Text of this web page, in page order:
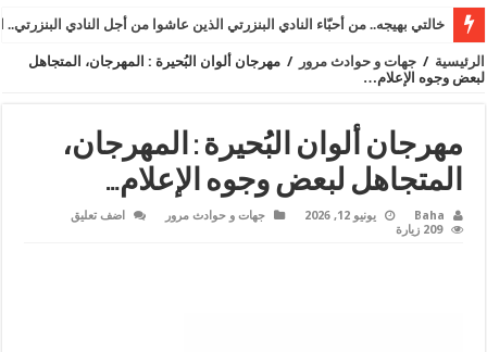
خالتي بهيجه.. من أحبّاء النادي البنزرتي الذين عاشوا من أجل النادي البنزرتي..
الرئيسية / جهات و حوادث مرور / مهرجان ألوان البُحيرة : المهرجان، المتجاهل
لبعض وجوه الإعلام…
مهرجان ألوان البُحيرة : المهرجان،
المتجاهل لبعض وجوه الإعلام…
Baha يونيو 12, 2026 جهات و حوادث مرور
اضف تعليق
209 زيارة